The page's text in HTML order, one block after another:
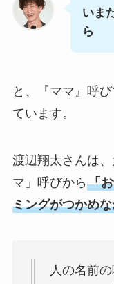
いま
ら
と、『ママ』呼
ています。
渡辺翔太さんは
マ」呼びから 「
ミングがつかめ
人の名前